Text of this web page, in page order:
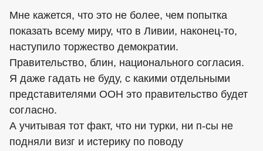
Мне кажется, что это не более, чем попытка
показать всему миру, что в Ливии, наконец-то,
наступило торжество демократии.
Правительство, блин, национального согласия.
Я даже гадать не буду, с какими отдельными
представителями ООН это правительство будет
согласно.
А учитывая тот факт, что ни турки, ни п-сы не
подняли визг и истерику по поводу